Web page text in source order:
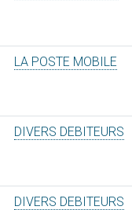
LA POSTE MOBILE
DIVERS DEBITEURS
DIVERS DEBITEURS